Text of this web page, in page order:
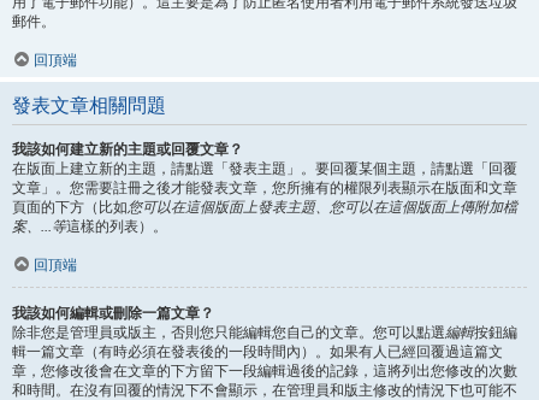
郵件。
回頂端
發表文章相關問題
我該如何建立新的主題或回覆文章？
在版面上建立新的主題，請點選「發表主題」。要回覆某個主題，請點選「回覆
文章」。您需要註冊之後才能發表文章，您所擁有的權限列表顯示在版面和文章
頁面的下方（比如您可以在這個版面上發表主題、您可以在這個版面上傳附加檔
案、...等這樣的列表）。
回頂端
我該如何編輯或刪除一篇文章？
除非您是管理員或版主，否則您只能編輯您自己的文章。您可以點選編輯按鈕編
輯一篇文章（有時必須在發表後的一段時間內）。如果有人已經回覆過這篇文
章，您修改後會在文章的下方留下一段編輯過後的記錄，這將列出您修改的次數
和時間。在沒有回覆的情況下不會顯示，在管理員和版主修改的情況下也可能不